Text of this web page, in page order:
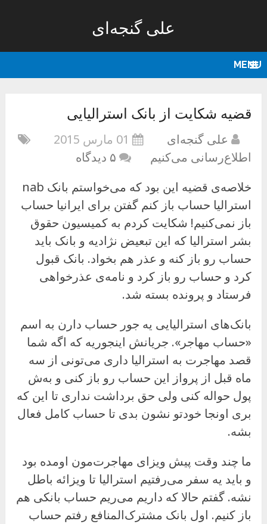
علی گنجه‌ای
MENU
قضیه شکایت از بانک استرالیایی
علی گنجه‌ای
01 مارس 2015
اطلاع‌رسانی می‌کنیم
۵ دیدگاه
خلاصه‌ی قضیه این بود که می‌خواستم بانک nab
استرالیا حساب باز کنم گفتن برای ایرانیا حساب
باز نمی‌کنیم! شکایت کردم به کمیسیون حقوق
بشر استرالیا که این تبعیض نژادیه و بانک باید
حساب رو باز کنه و عذر هم بخواد. بانک قبول
کرد و حساب رو باز کرد و نامه‌ی عذرخواهی
فرستاد و پرونده بسته شد.
بانک‌های استرالیایی یه جور حساب دارن به اسم
«حساب مهاجر». جریانش اینجوریه که اگه شما
قصد مهاجرت به استرالیا داری می‌تونی از سه
ماه قبل از پرواز این حساب رو باز کنی و به‌ش
پول حواله کنی ولی حق برداشت نداری تا این که
بری اونجا خودتو نشون بدی تا حساب کامل فعال
بشه.
ما چند وقت پیش ویزای مهاجرت‌مون اومده بود
و باید یه سفر می‌رفتیم استرالیا تا ویزائه باطل
نشه. گفتم حالا که داریم می‌ریم حساب بانکی هم
باز کنیم. اول بانک مشترک‌المنافع رفتم حساب